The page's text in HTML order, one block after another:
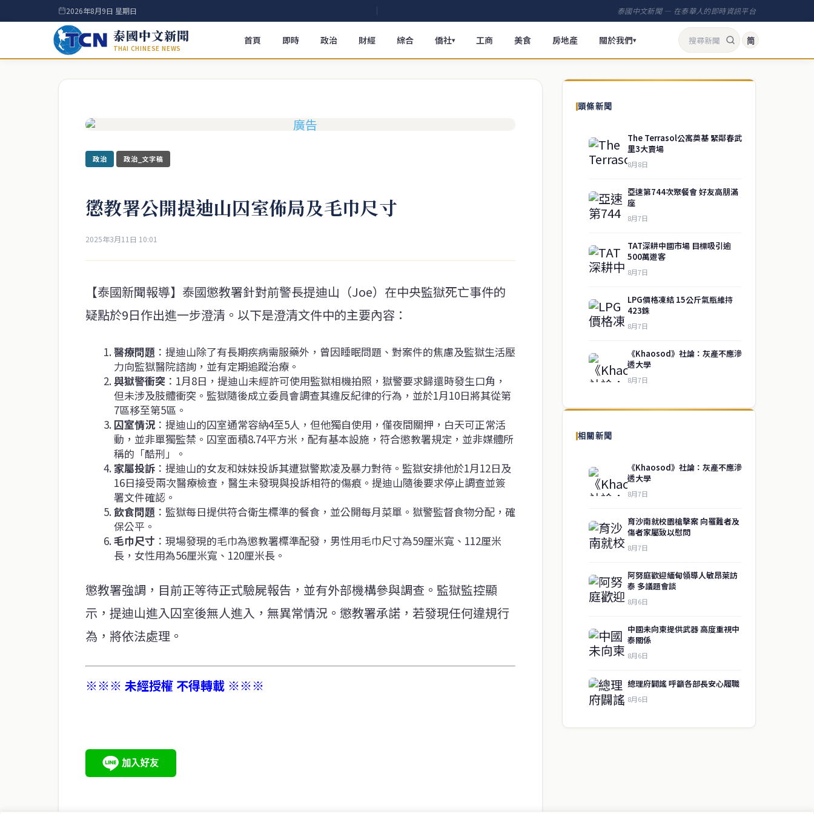
2026年8月9日 星期日 泰國中文新聞 — 在泰華人的即時資訊平台
泰國中文新聞
THAI CHINESE NEWS
首頁 即時 政治 財經 綜合 僑社▾ 工商 美食 房地產 關於我們▾ 简
政治 政治_文字稿
懲教署公開提迪山囚室佈局及毛巾尺寸
2025年3月11日 10:01
【泰國新聞報導】泰國懲教署針對前警長提迪山（Joe）在中央監獄死亡事件的
疑點於9日作出進一步澄清。以下是澄清文件中的主要內容：
醫療問題 ：提迪山除了有長期疾病需服藥外，曾因睡眠問題、對案件的焦慮及監獄生活壓
力向監獄醫院諮詢，並有定期追蹤治療。
與獄警衝突 ：1月8日，提迪山未經許可使用監獄相機拍照，獄警要求歸還時發生口角，
但未涉及肢體衝突。監獄隨後成立委員會調查其違反紀律的行為，並於1月10日將其從第
7區移至第5區。
囚室情況：提迪山的囚室通常容納4至5人，但他獨自使用，僅夜間關押，白天可正常活
動，並非單獨監禁。囚室面積8.74平方米，配有基本設施，符合懲教署規定，並非媒體所
稱的「酷刑」。
家屬投訴：提迪山的女友和妹妹投訴其遭獄警欺凌及暴力對待。監獄安排他於1月12日及
16日接受兩次醫療檢查，醫生未發現與投訴相符的傷痕。提迪山隨後要求停止調查並簽
署文件確認。
飲食問題 ：監獄每日提供符合衛生標準的餐食，並公開每月菜單。獄警監督食物分配，確
保公平。
毛巾尺寸 ：現場發現的毛巾為懲教署標準配發，男性用毛巾尺寸為59厘米寬、112厘米
長，女性用為56厘米寬、120厘米長。
懲教署強調，目前正等待正式驗屍報告，並有外部機構參與調查。監獄監控顯
示，提迪山進入囚室後無人進入，無異常情況。懲教署承諾，若發現任何違規行
為，將依法處理。
※※※ 未經授權 不得轉載 ※※※
頭條新聞
The Terrasol公寓奠基 緊鄰春武
里3大賣場
8月8日
亞速第744次聚餐會 好友高朋滿
座
8月7日
TAT深耕中國市場 目標吸引逾
500萬遊客
8月7日
LPG價格凍結 15公斤氣瓶維持
423銖
8月7日
《Khaosod》社論：灰產不應滲
透大學
8月7日
相關新聞
《Khaosod》社論：灰產不應滲
透大學
8月7日
育沙南就校園槍擊案 向罹難者及
傷者家屬致以慰問
8月7日
阿努庭歡迎緬甸領導人敏昂萊訪
泰 多議題會談
8月6日
中國未向柬提供武器 高度重視中
泰關係
8月6日
總理府闢謠 呼籲各部長安心履職
8月6日
泰國當地政治、經濟、華人社群與社會時事，為在泰華人讀者提供即